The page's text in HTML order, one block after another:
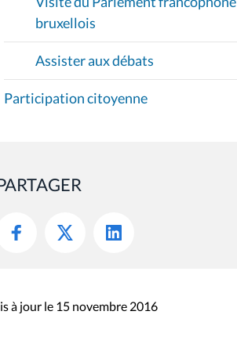
bruxellois
Assister aux débats
Participation citoyenne
à jour le 15 novembre 2016